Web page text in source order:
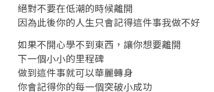
絕對不要在低潮的時候離開
因為此後你的人生只會記得這件事我做不好
如果不開心學不到東西，讓你想要離開
下一個小小的里程碑
做到這件事就可以華麗轉身
你會記得你的每一個突破小成功